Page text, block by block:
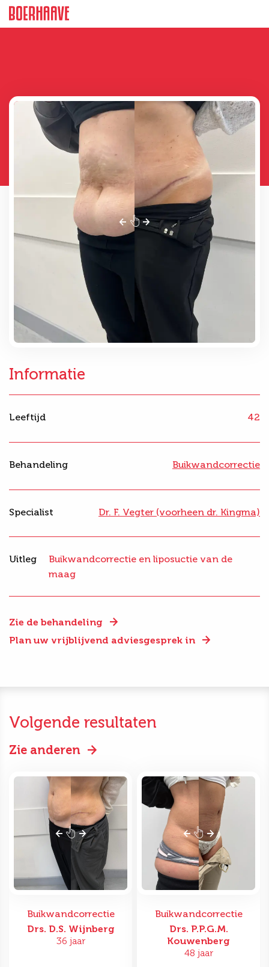
Zie de behandeling
Plan uw vrijblijvend adviesgesprek in
Informatie
Leeftijd 42
Behandeling Buikwandcorrectie
Specialist Dr. F. Vegter (voorheen dr. Kingma)
Uitleg
Buikwandcorrectie en liposuctie van de
maag
Volgende resultaten
Zie anderen
Buikwandcorrectie
Drs. D.S. Wijnberg
36 jaar
Buikwandcorrectie
Drs. P.P.G.M.
Kouwenberg
48 jaar